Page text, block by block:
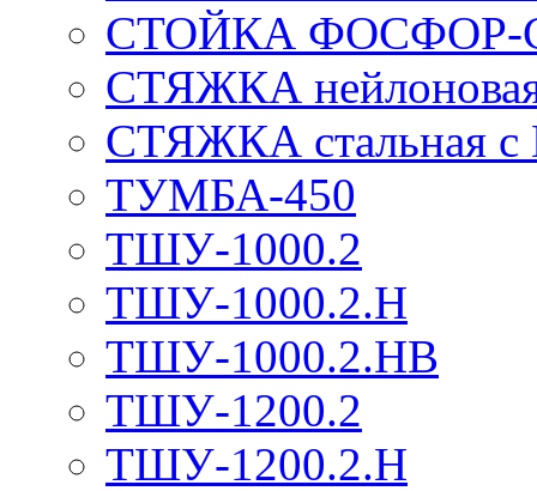
СТОЙКА ФОСФОР-
СТЯЖКА нейлоновая
СТЯЖКА стальная
ТУМБА-450
ТШУ-1000.2
ТШУ-1000.2.Н
ТШУ-1000.2.НВ
ТШУ-1200.2
ТШУ-1200.2.Н